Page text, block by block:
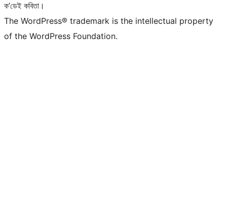
ক’ডেই কবিতা।
The WordPress® trademark is the intellectual property
of the WordPress Foundation.